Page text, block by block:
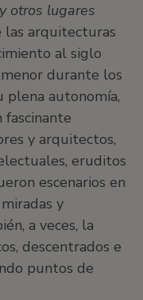
otros lugares
arquitecturas
al siglo
durante los
plena autonomía,
fascinante
y arquitectos,
eruditos
escenarios en
y
a veces, la
descentrados e
puntos de